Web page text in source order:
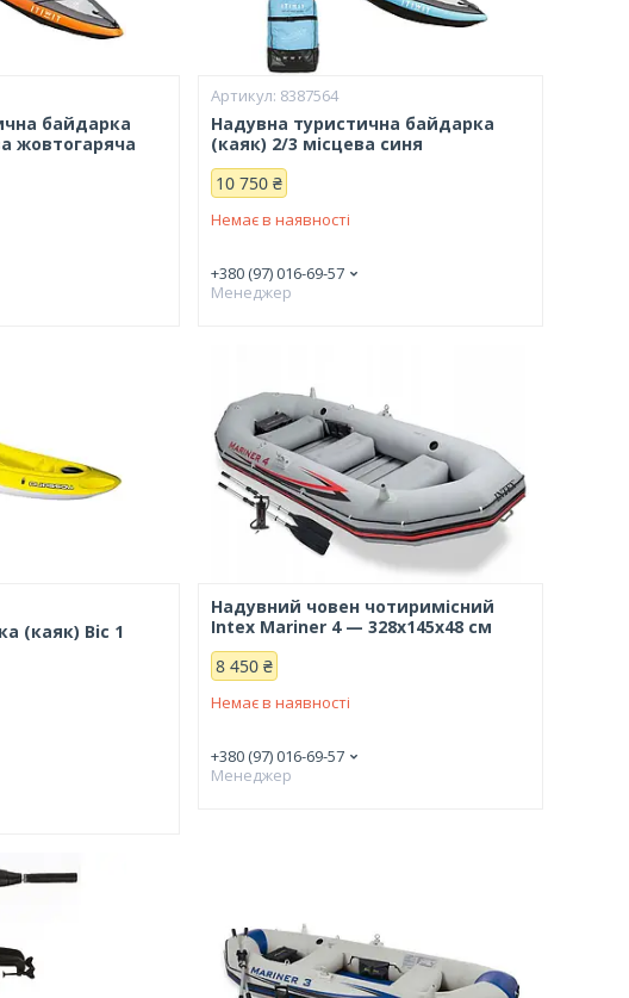
байдарка
жовтогаряча
8387564
Надувна туристична байдарка
(каяк) 2/3 місцева синя
10 750 ₴
Немає в наявності
+380 (97) 016-69-57
Менеджер
(каяк) Bic 1
Надувний човен чотиримісний
Intex Mariner 4 — 328х145х48 см
8 450 ₴
Немає в наявності
+380 (97) 016-69-57
Менеджер